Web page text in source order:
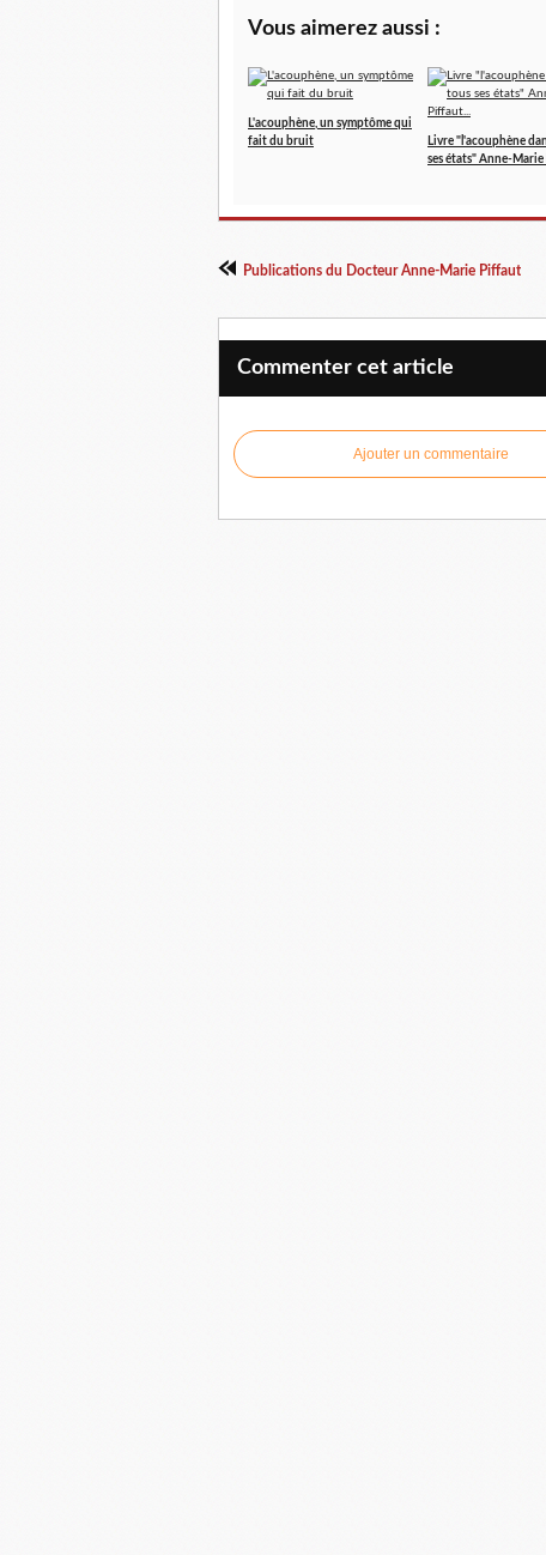
Vous aimerez aussi :
L'acouphène, un symptôme qui
fait du bruit
Livre "l'acouphène
ses états" Anne-Marie
Publications du Docteur Anne-Marie Piffaut
Commenter cet article
Ajouter un commentaire